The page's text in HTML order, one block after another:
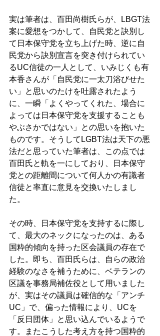
実は筆者は、百田尚樹氏らが、LBGT法
案に愛想をつかして、自民党と訣別し
て日本保守党を立ち上げた時、逆に自
民党から訣別宣言を突き付けられてい
るUC信徒の一人として、いみじくも有
本香さんが「自民党に一太刀浴びせた
い」と思いのたけを吐露されたよう
に、一瞬「よくやってくれた、場合に
よっては日本保守党を支援することも
やぶさかではない」との思いを抱いた
ものです。そうしてLGBT法は天下の悪
法だと思っていた筆者は、この点では
百田氏と軌を一にしており、日本保守
党との距離間について何人かの有識者
信徒と率直に意見を交換いたしまし
た。
その時、日本保守党を支持するに際し
て、最大のネックになったのは、ある
国粋的傾向を持った区会議員の存在で
した。即ち、百田氏らは、自らの政治
経験のなさを補うために、ベテランの
区議を事務局補佐役として用いました
が、実はその議員は確信的な「アンチ
UC」で、偏った情報により、UCを
「反日団体」と思い込んでいるようで
す。またこうした考え方を持つ国粋的